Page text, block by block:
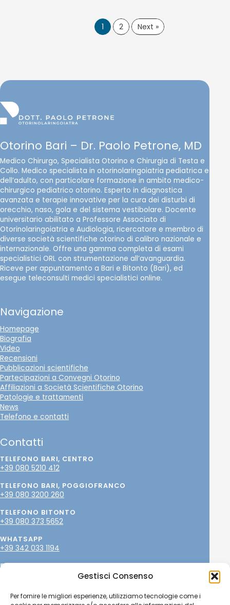
Gestisci Consenso
Per fornire le migliori esperienze, utilizziamo tecnologie come i
1 2 Next »
Otorino Bari – Dr. Paolo Petrone, MD
Medico Chirurgo, Specialista Otorino e Chirurgia di Testa e
Collo. Medico specialista in otorinolaringoiatria pediatrica e
dell’adulto, con particolare formazione in ambito medico-
chirurgico pediatrico otorino. Esperto in diagnostica
avanzata e terapie innovative per la cura dei disturbi di
orecchio, naso, gola e del sistema vestibolare. Docente
universitario abilitato a Professore Associato di
Otorinolaringoiatria e Audiologia, ricercatore e membro di
diverse società scientifiche otorino di calibro nazionale e
internazionale. Offre una gamma completa di esami
specialistici ORL con strumentazione all’avanguardia.
Riceve per appuntamento a Bari e Bitonto (Bari), ed
esegue teleconsulti medici specialistici online.
Navigazione
Homepage
Biografia
Video
Recensioni
Pubblicazioni scientifiche
Partecipazioni a Convegni Otorino
Affiliazioni a Società Scientifiche Otorino
Patologie e trattamenti
News
Telefono e contatti
Contatti
TELEFONO BARI, CENTRO
+39 080 5210 412
TELEFONO BARI, POGGIOFRANCO
+39 080 3200 260
TELEFONO BITONTO
+39 080 373 5652
WHATSAPP
+39 342 033 1194
EMAIL
SOCIAL